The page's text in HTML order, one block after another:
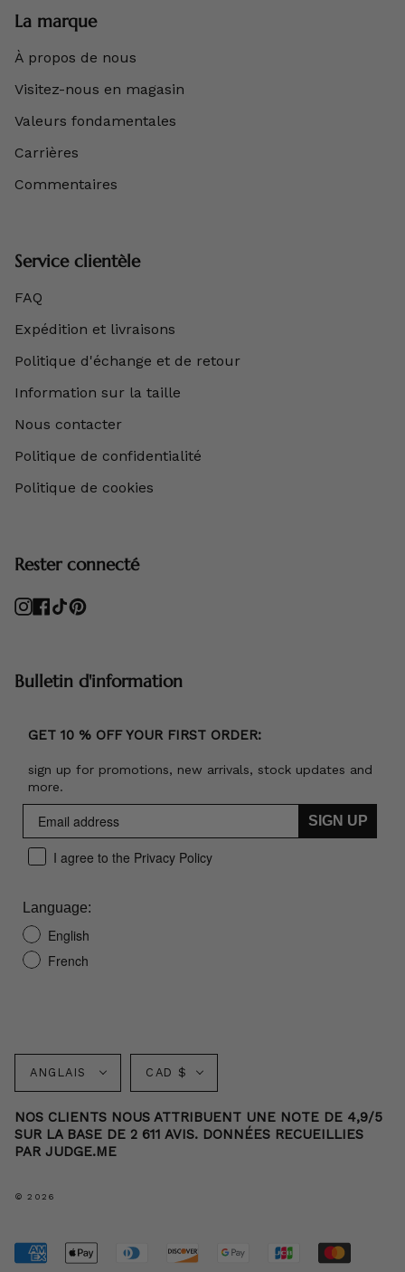
La marque
À propos de nous
Visitez-nous en magasin
Valeurs fondamentales
Carrières
Commentaires
Service clientèle
FAQ
Expédition et livraisons
Politique d'échange et de retour
Information sur la taille
Nous contacter
Politique de confidentialité
Politique de cookies
Rester connecté
Instagram
Facebook
TikTokPinterest
Bulletin d'information
GET 10 % OFF YOUR FIRST ORDER:
sign up for promotions, new arrivals, stock updates and
more.
SIGN UP
I agree to the Privacy Policy
Language:
English
French
Langue
ANGLAIS Monnaie
CAD $
NOS CLIENTS NOUS ATTRIBUENT UNE NOTE DE 4,9/5
SUR LA BASE DE 2 611 AVIS. DONNÉES RECUEILLIES
PAR JUDGE.ME
© 2026